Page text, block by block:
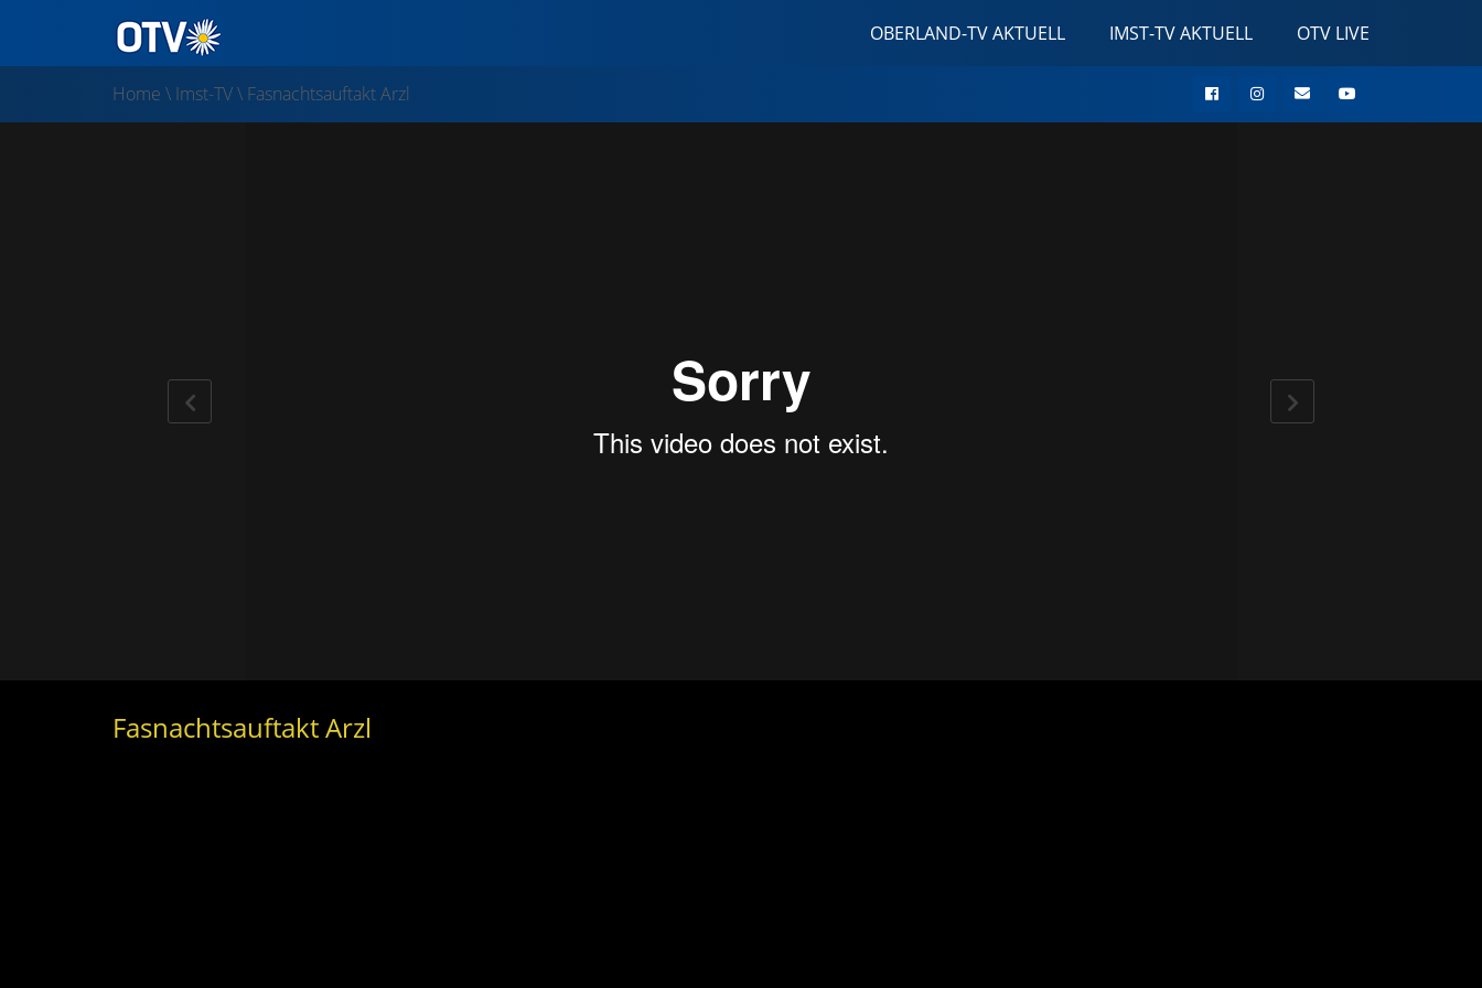
OBERLAND-TV AKTUELL IMST-TV AKTUELL OTV LIVE
Home \ Imst-TV\ Fasnachtsauftakt Arzl
Fasnachtsauftakt Arzl